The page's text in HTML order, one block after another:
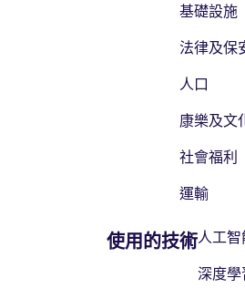
基礎設施
法律及保
人口
康樂及文
社會福利
運輸
使用的技術人工
深度學